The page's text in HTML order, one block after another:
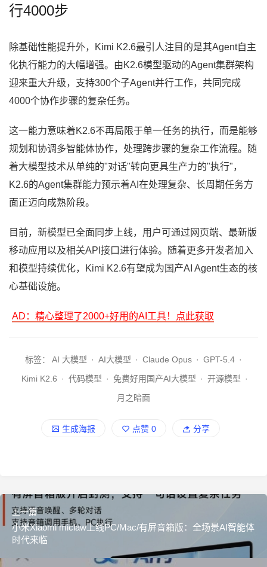
行4000步
除基础性能提升外，Kimi K2.6最引人注目的是其Agent自主
化执行能力的大幅增强。由K2.6模型驱动的Agent集群架构
迎来重大升级，支持300个子Agent并行工作，共同完成
4000个协作步骤的复杂任务。
这一能力意味着K2.6不再局限于单一任务的执行，而是能够
规划和协调多智能体协作，处理跨步骤的复杂工作流程。随
着大模型技术从单纯的"对话"转向更具生产力的"执行"，
K2.6的Agent集群能力预示着AI在处理复杂、长周期任务方
面正迈向成熟阶段。
目前，新模型已全面同步上线，用户可通过网页端、最新版
移动应用以及相关API接口进行体验。随着更多开发者加入
和模型持续优化，Kimi K2.6有望成为国产AI Agent生态的核
心基础设施。
AD：精心整理了2000+好用的AI工具！点此获取
标签： AI 大模型 · AI大模型 · Claude Opus · GPT-5.4 ·
Kimi K2.6 · 代码模型 · 免费好用国产AI大模型 · 开源模型 ·
月之暗面
生成海报 点赞 0 分享
上一篇
小米Xiaomi miclaw上线PC/Mac/有屏音箱版：全场景AI智能体
时代来临